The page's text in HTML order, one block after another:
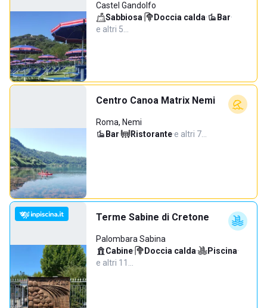
Castel Gandolfo
Sabbiosa· Doccia calda· Bar·
e altri 5…
Centro Canoa Matrix Nemi
Roma, Nemi
Bar· Ristorante·e altri 7…
Terme Sabine di Cretone
Palombara Sabina
Cabine· Doccia calda· Piscina·
e altri 11…